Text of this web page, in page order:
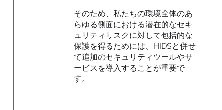
そのため、私たちの環境全体のあ
らゆる側面における潜在的なセキ
ュリティリスクに対して包括的な
保護を得るためには、HIDSと併せ
て追加のセキュリティツールやサ
ービスを導入することが重要で
す。